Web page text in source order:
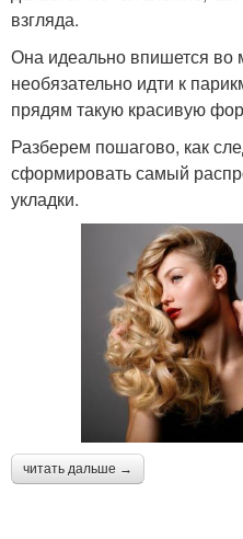
взгляда.
Она идеально впишется во
необязательно идти к
прядям такую красивую
Разберем пошагово, как
сформировать самый
укладки.
читать дальше →